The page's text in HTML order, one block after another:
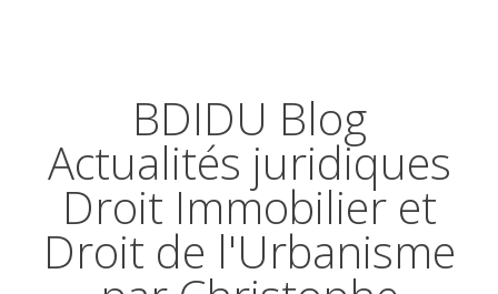
BDIDU Blog
Actualités juridiques
Droit Immobilier et
Droit de l'Urbanisme